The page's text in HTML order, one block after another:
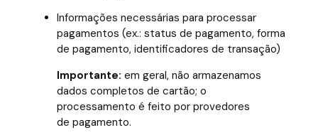
Informações necessárias para processar
pagamentos (ex.: status de pagamento, forma
de pagamento, identificadores de transação)
Importante: em geral, não armazenamos
dados completos de cartão; o
processamento é feito por provedores
de pagamento.